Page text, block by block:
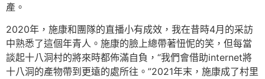
產。
2020年，施康和團隊的直播小有成效，我在昔時4月的采訪
中熟悉了這個年青人。施康的臉上總帶著忸怩的笑，但每當
談起十八洞村的將來時都佈滿自負，“我們會借助internet將
十八洞的產物帶到更遠的處所往。”2021年末，施康成了村里